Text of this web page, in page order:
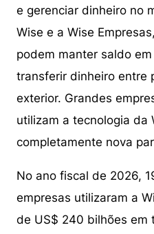
e gerenciar dinheiro no
Wise e a Wise
podem manter saldo
transferir dinheiro entre
exterior. Grandes
utilizam a tecnologia da
completamente nova
No ano fiscal de 2026,
empresas utilizaram a
de US$ 240 bilhões em